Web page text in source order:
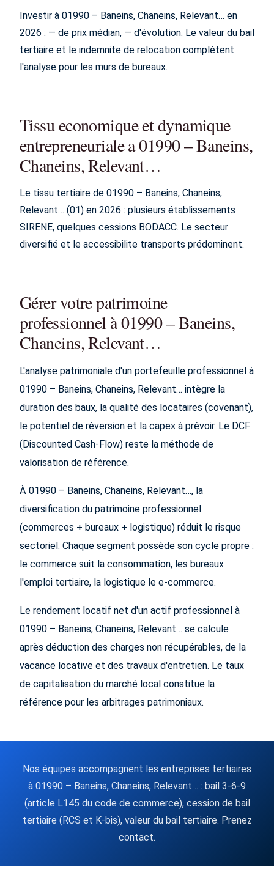
Investir à 01990 – Baneins, Chaneins, Relevant… en
2026 : — de prix médian, — d'évolution. Le valeur du bail
tertiaire et le indemnite de relocation complètent
l'analyse pour les murs de bureaux.
Tissu economique et dynamique
entrepreneuriale a 01990 – Baneins,
Chaneins, Relevant…
Le tissu tertiaire de 01990 – Baneins, Chaneins,
Relevant… (01) en 2026 : plusieurs établissements
SIRENE, quelques cessions BODACC. Le secteur
diversifié et le accessibilite transports prédominent.
Gérer votre patrimoine
professionnel à 01990 – Baneins,
Chaneins, Relevant…
L'analyse patrimoniale d'un portefeuille professionnel à
01990 – Baneins, Chaneins, Relevant… intègre la
duration des baux, la qualité des locataires (covenant),
le potentiel de réversion et la capex à prévoir. Le DCF
(Discounted Cash-Flow) reste la méthode de
valorisation de référence.
À 01990 – Baneins, Chaneins, Relevant…, la
diversification du patrimoine professionnel
(commerces + bureaux + logistique) réduit le risque
sectoriel. Chaque segment possède son cycle propre :
le commerce suit la consommation, les bureaux
l'emploi tertiaire, la logistique le e-commerce.
Le rendement locatif net d'un actif professionnel à
01990 – Baneins, Chaneins, Relevant… se calcule
après déduction des charges non récupérables, de la
vacance locative et des travaux d'entretien. Le taux
de capitalisation du marché local constitue la
référence pour les arbitrages patrimoniaux.
Nos équipes accompagnent les entreprises tertiaires
à 01990 – Baneins, Chaneins, Relevant… : bail 3-6-9
(article L145 du code de commerce), cession de bail
tertiaire (RCS et K-bis), valeur du bail tertiaire. Prenez
contact.